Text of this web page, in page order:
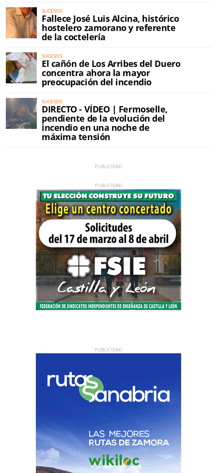
SUCESOS
Fallece José Luis Alcina, histórico
hostelero zamorano y referente
de la coctelería
SUCESOS
El cañón de Los Arribes del Duero
concentra ahora la mayor
preocupación del incendio
SUCESOS
DIRECTO - VÍDEO | Fermoselle,
pendiente de la evolución del
incendio en una noche de
máxima tensión